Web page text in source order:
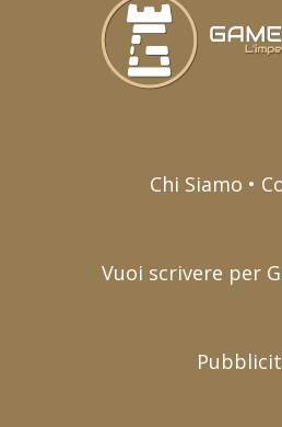
Chi Siamo •
Vuoi scrivere per